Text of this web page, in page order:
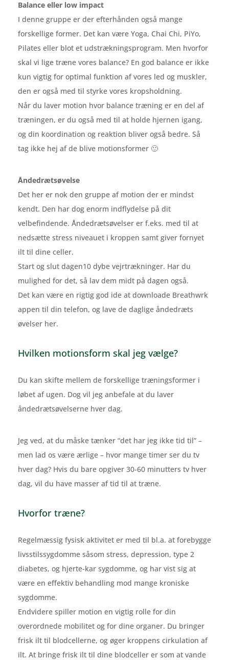
Balance eller low impact
I denne gruppe er der efterhånden også mange
forskellige former. Det kan være Yoga, Chai Chi, PiYo,
Pilates eller blot et udstrækningsprogram. Men hvorfor
skal vi lige træne vores balance? En god balance er ikke
kun vigtig for optimal funktion af vores led og muskler,
den er også med til styrke vores kropsholdning.
Når du laver motion hvor balance træning er en del af
træningen, er du også med til at holde hjernen igang,
og din koordination og reaktion bliver også bedre. Så
tag ikke hej af de blive motionsformer 🙂
Åndedrætsøvelse
Det her er nok den gruppe af motion der er mindst
kendt. Den har dog enorm indflydelse på dit
velbefindende. Åndedrætsøvelser er f.eks. med til at
nedsætte stress niveauet i kroppen samt giver fornyet
ilt til dine celler.
Start og slut dagen10 dybe vejrtrækninger. Har du
mulighed for det, så lav dem midt på dagen også.
Det kan være en rigtig god ide at downloade Breathwrk
appen til din telefon, og lave de daglige åndedræts
øvelser her.
Hvilken motionsform skal jeg vælge?
Du kan skifte mellem de forskellige træningsformer i
løbet af ugen. Dog vil jeg anbefale at du laver
åndedrætsøvelserne hver dag.
Jeg ved, at du måske tænker “det har jeg ikke tid til” –
men lad os være ærlige – hvor mange timer ser du tv
hver dag? Hvis du bare opgiver 30-60 minutters tv hver
dag, vil du have masser af tid til at træne.
Hvorfor træne?
Regelmæssig fysisk aktivitet er med til bl.a. at forebygge
livsstilssygdomme såsom stress, depression, type 2
diabetes, og hjerte-kar sygdomme, og har vist sig at
være en effektiv behandling mod mange kroniske
sygdomme.
Endvidere spiller motion en vigtig rolle for din
overordnede mobilitet og for dine organer. Du bringer
frisk ilt til blodcellerne, og øger kroppens cirkulation af
ilt. At bringe frisk ilt til dine blodceller er som at vande